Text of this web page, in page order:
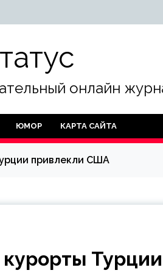
онлайн
ЮМОР КАРТА САЙТА
привлекли США
Турции